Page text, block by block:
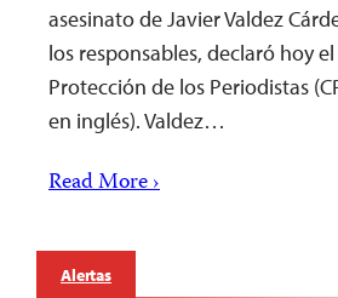
asesinato de Javier Valdez
los responsables, declaró hoy
Protección de los Periodistas
en inglés). Valdez…
Read More ›
Alertas